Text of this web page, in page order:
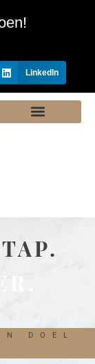
LinkedIn
DOEL